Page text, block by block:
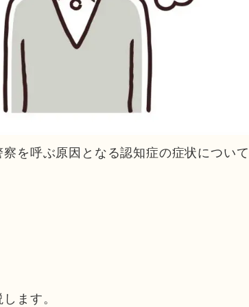
を呼ぶ原因となる認知症の症状について
ます。